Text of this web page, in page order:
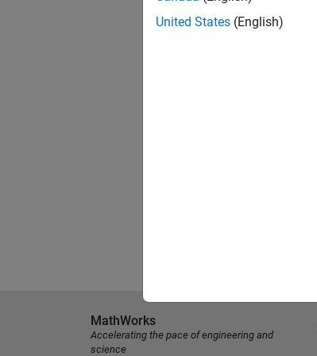
United States (English)
MathWorks
Accelerating the pace of engineering and
science